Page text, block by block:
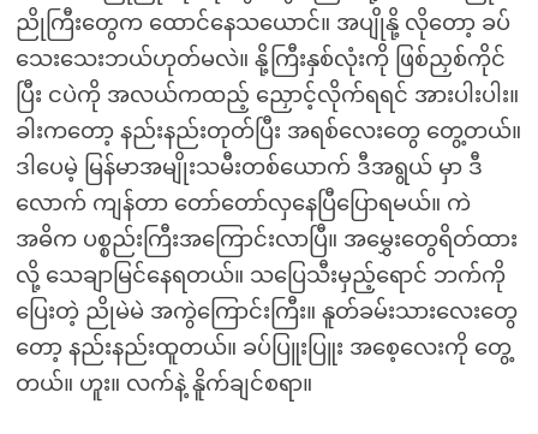
ညိုကြီးတွေက ထောင်နေသယောင်။ အပျိုနို့ လိုတော့ ခပ်
သေးသေးဘယ်ဟုတ်မလဲ။ နို့ကြီးနှစ်လုံးကို ဖြစ်ညှစ်ကိုင်
ပြီး ငပဲကို အလယ်ကထည့် ညှောင့်လိုက်ရရင် အားပါးပါး။
ခါးကတော့ နည်းနည်းတုတ်ပြီး အရစ်လေးတွေ တွေ့တယ်။
ဒါပေမဲ့ မြန်မာအမျိုးသမီးတစ်ယောက် ဒီအရွယ် မှာ ဒီ
လောက် ကျန်တာ တော်တော်လှနေပြီပြောရမယ်။ ကဲ
အဓိက ပစ္စည်းကြီးအကြောင်းလာပြီ။ အမွှေးတွေရိတ်ထား
လို့ သေချာမြင်နေရတယ်။ သပြေသီးမှည့်ရောင် ဘက်ကို
ပြေးတဲ့ ညိုမဲမဲ အကွဲကြောင်းကြီး။ နူတ်ခမ်းသားလေးတွေ
တော့ နည်းနည်းထူတယ်။ ခပ်ပြူးပြူး အစေ့လေးကို တွေ့
တယ်။ ဟူး။ လက်နဲ့ နိူက်ချင်စရာ။